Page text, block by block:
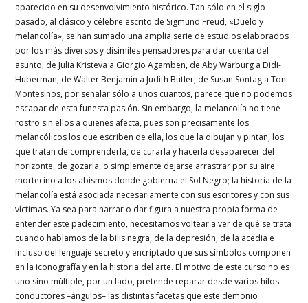
aparecido en su desenvolvimiento histórico. Tan sólo en el siglo
pasado, al clásico y célebre escrito de Sigmund Freud, «Duelo y
melancolía», se han sumado una amplia serie de estudios elaborados
por los más diversos y disimiles pensadores para dar cuenta del
asunto; de Julia Kristeva a Giorgio Agamben, de Aby Warburg a Didi-
Huberman, de Walter Benjamin a Judith Butler, de Susan Sontag a Toni
Montesinos, por señalar sólo a unos cuantos, parece que no podemos
escapar de esta funesta pasión. Sin embargo, la melancolía no tiene
rostro sin ellos a quienes afecta, pues son precisamente los
melancólicos los que escriben de ella, los que la dibujan y pintan, los
que tratan de comprenderla, de curarla y hacerla desaparecer del
horizonte, de gozarla, o simplemente dejarse arrastrar por su aire
mortecino a los abismos donde gobierna el Sol Negro; la historia de la
melancolía está asociada necesariamente con sus escritores y con sus
víctimas. Ya sea para narrar o dar figura a nuestra propia forma de
entender este padecimiento, necesitamos voltear a ver de qué se trata
cuando hablamos de la bilis negra, de la depresión, de la acedia e
incluso del lenguaje secreto y encriptado que sus símbolos componen
en la iconografía y en la historia del arte. El motivo de este curso no es
uno sino múltiple, por un lado, pretende reparar desde varios hilos
conductores –ángulos– las distintas facetas que este demonio